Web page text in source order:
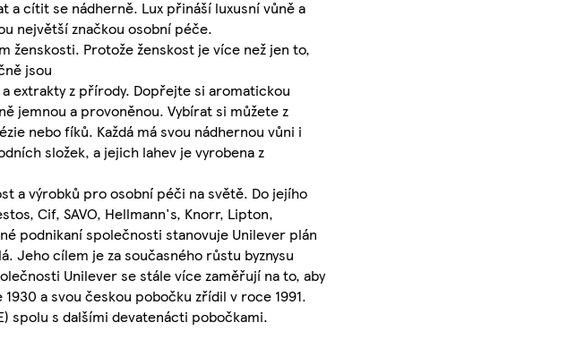
a cítit se nádherně. Lux přináší luxusní vůně a
největší značkou osobní péče.
ženskosti. Protože ženskost je více než jen to,
jsou
extrakty z přírody. Dopřejte si aromatickou
jemnou a provoněnou. Vybírat si můžete z
nebo fíků. Každá má svou nádhernou vůni i
složek, a jejich lahev je vyrobena z
a výrobků pro osobní péči na světě. Do jejího
Cif, SAVO, Hellmann's, Knorr, Lipton,
podnikaní společnosti stanovuje Unilever plán
Jeho cílem je za současného růstu byznysu
Unilever se stále více zaměřují na to, aby
a svou českou pobočku zřídil v roce 1991.
spolu s dalšími devatenácti pobočkami.